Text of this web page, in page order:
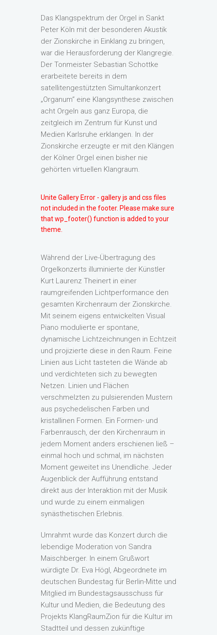
Das Klangspektrum der Orgel in Sankt
Peter Köln mit der besonderen Akustik
der Zionskirche in Einklang zu bringen,
war die Herausforderung der Klangregie.
Der Tonmeister Sebastian Schottke
erarbeitete bereits in dem
satellitengestützten Simultankonzert
„Organum“ eine Klangsynthese zwischen
acht Orgeln aus ganz Europa, die
zeitgleich im Zentrum für Kunst und
Medien Karlsruhe erklangen. In der
Zionskirche erzeugte er mit den Klängen
der Kölner Orgel einen bisher nie
gehörten virtuellen Klangraum.
Unite Gallery Error - gallery js and css files
not included in the footer. Please make sure
that wp_footer() function is added to your
theme.
Während der Live-Übertragung des
Orgelkonzerts illuminierte der Künstler
Kurt Laurenz Theinert in einer
raumgreifenden Lichtperformance den
gesamten Kirchenraum der Zionskirche.
Mit seinem eigens entwickelten Visual
Piano modulierte er spontane,
dynamische Lichtzeichnungen in Echtzeit
und projizierte diese in den Raum. Feine
Linien aus Licht tasteten die Wände ab
und verdichteten sich zu bewegten
Netzen. Linien und Flächen
verschmelzten zu pulsierenden Mustern
aus psychedelischen Farben und
kristallinen Formen. Ein Formen- und
Farbenrausch, der den Kirchenraum in
jedem Moment anders erschienen ließ –
einmal hoch und schmal, im nächsten
Moment geweitet ins Unendliche. Jeder
Augenblick der Aufführung entstand
direkt aus der Interaktion mit der Musik
und wurde zu einem einmaligen
synästhetischen Erlebnis.
Umrahmt wurde das Konzert durch die
lebendige Moderation von Sandra
Maischberger. In einem Grußwort
würdigte Dr. Eva Högl, Abgeordnete im
deutschen Bundestag für Berlin-Mitte und
Mitglied im Bundestagsausschuss für
Kultur und Medien, die Bedeutung des
Projekts KlangRaumZion für die Kultur im
Stadtteil und dessen zukünftige